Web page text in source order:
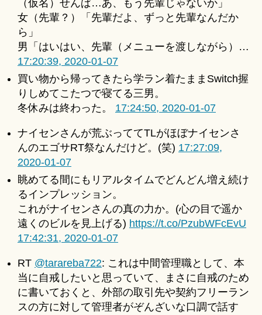
（仮名）せんぱ…あ、もう先輩じゃないか」
女（先輩？）「先輩だよ、ずっと先輩なんだか
ら」
男「はいはい、先輩（メニューを渡しながら）…
17:20:39, 2020-01-07
買い物から帰ってきたら学ラン着たままSwitch握
りしめてこたつで寝てる三男。
冬休みは終わった。 17:24:50, 2020-01-07
ナイセンさんが荒ぶっててTLがほぼナイセンさ
んのエゴサRT祭なんだけど。(笑) 17:27:09,
2020-01-07
眺めてる間にもリアルタイムでどんどん増え続け
るインプレッション。
これがナイセンさんの真の力か。(心の目で遥か
遠くのビルを見上げる) https://t.co/PzubWFcEvU
17:42:31, 2020-01-07
RT @tarareba722: これは中間管理職として、本
当に自戒したいと思っていて、まさに自戒のため
に書いておくと、外部の取引先や契約フリーラン
スの方に対して管理者がぞんざいな口調で話す